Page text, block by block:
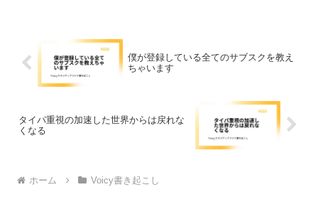
僕が登録している全てのサブスクを教え
ちゃいます
タイパ重視の加速した世界からは戻れな
くなる
ホーム Voicy書き起こし